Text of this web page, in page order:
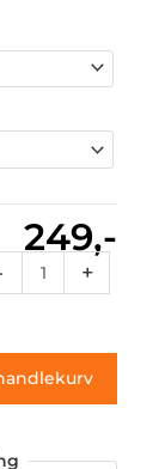
249,-
+